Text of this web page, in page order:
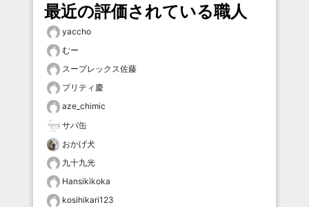
最近の評価されている職人
yaccho
むー
スープレックス佐藤
プリティ慶
aze_chimic
サバ缶
おかげ犬
九十九光
Hansikikoka
kosihikari123